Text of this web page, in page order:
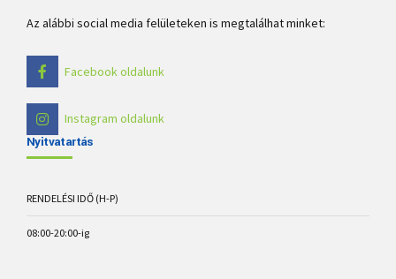
Az alábbi social media felületeken is megtalálhat minket:
Facebook oldalunk
Instagram oldalunk
Nyitvatartás
RENDELÉSI IDŐ (H-P)
08:00-20:00-ig